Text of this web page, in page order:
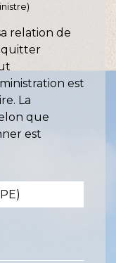
relation de
quitter
est
La
que
est